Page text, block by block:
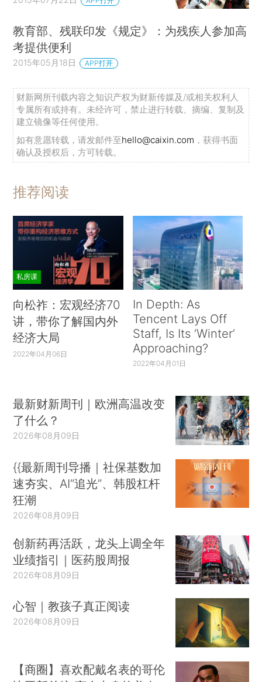
教育部、残联印发《规定》：为残疾人参加高
考提供便利
2015年05月18日 APP打开
财新网所刊载内容之知识产权为财新传媒及/或相关权利人
专属所有或持有。未经许可，禁止进行转载、摘编、复制及
建立镜像等任何使用。
如有意愿转载，请发邮件至hello@caixin.com ，获得书面
确认及授权后，方可转载。
推荐阅读
私房课
向松祚：宏观经济70
讲，带你了解国内外
经济大局
2022年04月06日
In Depth: As
Tencent Lays Off
Staff, Is Its ‘Winter’
Approaching?
2022年04月01日
最新财新周刊｜欧洲高温改变
了什么？
2026年08月09日
{{最新周刊导播｜社保基数加
速夯实、AI“追光”、韩股杠杆
狂潮
2026年08月09日
创新药再活跃，龙头上调全年
业绩指引｜医药股周报
2026年08月09日
心智｜教孩子真正阅读
2026年08月09日
【商圈】喜欢配戴名表的哥伦